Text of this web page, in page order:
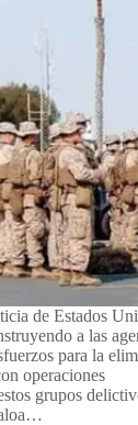
de Estados
a las
para la
operaciones
grupos